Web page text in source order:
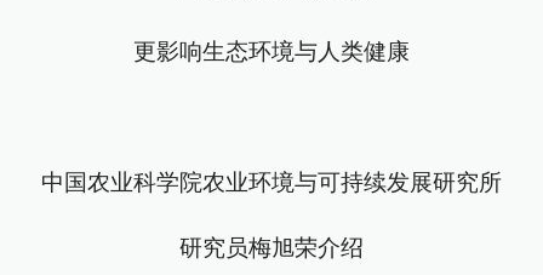
更影响生态环境与人类健康
中国农业科学院农业环境与可持续发展研究所
研究员梅旭荣介绍